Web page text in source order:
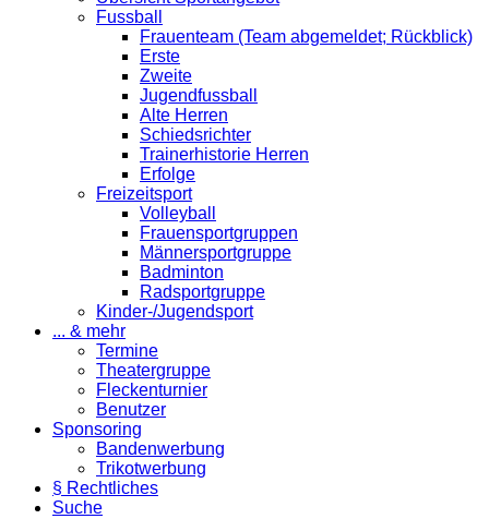
Fussball
Frauenteam (Team abgemeldet; Rückblick)
Erste
Zweite
Jugendfussball
Alte Herren
Schiedsrichter
Trainerhistorie Herren
Erfolge
Freizeitsport
Volleyball
Frauensportgruppen
Männersportgruppe
Badminton
Radsportgruppe
Kinder-/Jugendsport
... & mehr
Termine
Theatergruppe
Fleckenturnier
Benutzer
Sponsoring
Bandenwerbung
Trikotwerbung
§ Rechtliches
Suche